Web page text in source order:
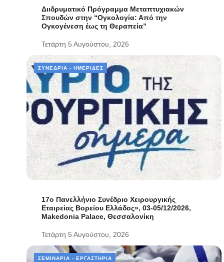
Διιδρυματικό Πρόγραμμα Μεταπτυχιακών
Σπουδών στην “Ογκολογία: Από την
Ογκογένεση έως τη Θεραπεία”
Τετάρτη 5 Αυγούστου, 2026
ΣΥΝΈΔΡΙΑ - ΗΜΕΡΊΔΕΣ
17ο Πανελλήνιο Συνέδριο Χειρουργικής
Εταιρείας Βορείου Ελλάδος», 03-05/12/2026,
Makedonia Palace, Θεσσαλονίκη
Τετάρτη 5 Αυγούστου, 2026
ΣΕΜΙΝΆΡΙΑ - ΕΡΓΑΣΤΉΡΙΑ